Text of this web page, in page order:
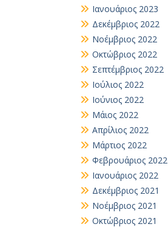
Ιανουάριος 2023
Δεκέμβριος 2022
Νοέμβριος 2022
Οκτώβριος 2022
Σεπτέμβριος 2022
Ιούλιος 2022
Ιούνιος 2022
Μάιος 2022
Απρίλιος 2022
Μάρτιος 2022
Φεβρουάριος 2022
Ιανουάριος 2022
Δεκέμβριος 2021
Νοέμβριος 2021
Οκτώβριος 2021